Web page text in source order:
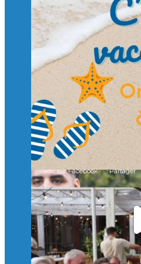
Charger plus
🙏 Soutenez l’Isep via
et contribuons
d’ingénieurs de
Merci à tous !
🎯 Taxe d’apprentissage
un numérique au service
À l’Isep, nous formons des
Mastères Spécialisés, qui
valeurs humaines, au
...Voir plus
il y a 2 mois
Voir sur Facebook · Partager
🚀Afterwork à Genève 🚀
🥳 Le 22 avril dernier,
en Suisse ont partagé
retrouvailles et